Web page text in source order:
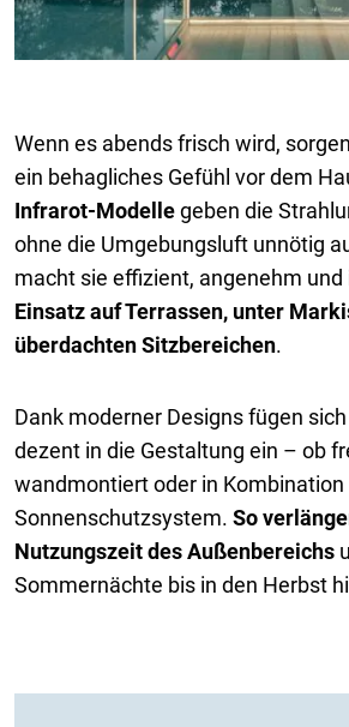
Wenn es abends frisch wird,
ein behagliches Gefühl vor dem
Infrarot-Modellegeben die
ohne die Umgebungsluft unnötig
macht sie effizient, angenehm und
Einsatz auf Terrassen, unter
überdachten Sitzbereichen.
Dank moderner Designs fügen
dezent in die Gestaltung ein – ob
wandmontiert oder in
Sonnenschutzsystem. So
Nutzungszeit des Außenbereichs
Sommernächte bis in den Herbst